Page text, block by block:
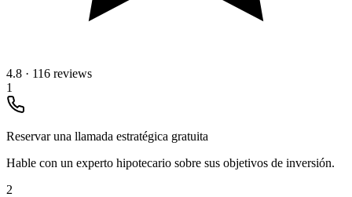
4.8 · 116 reviews
1
Reservar una llamada estratégica gratuita
Hable con un experto hipotecario sobre sus objetivos de inversión.
2